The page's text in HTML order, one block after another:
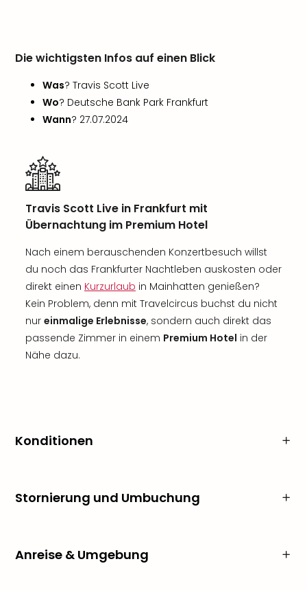
Die wichtigsten Infos auf einen Blick
Was? Travis Scott Live
Wo? Deutsche Bank Park Frankfurt
Wann? 27.07.2024
Travis Scott Live in Frankfurt mit
Übernachtung im Premium Hotel
Nach einem berauschenden Konzertbesuch willst
du noch das Frankfurter Nachtleben auskosten oder
direkt einen Kurzurlaub in Mainhatten genießen?
Kein Problem, denn mit Travelcircus buchst du nicht
nur einmalige Erlebnisse, sondern auch direkt das
passende Zimmer in einem Premium Hotel in der
Nähe dazu.
Konditionen
Stornierung und Umbuchung
Anreise & Umgebung